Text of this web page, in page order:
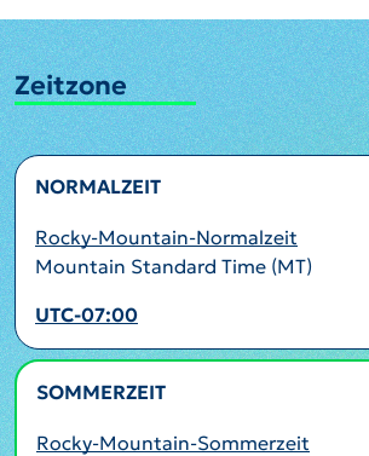
Zeitzone
NORMALZEIT
Rocky-Mountain-Normalzeit
Mountain Standard Time (MT)
UTC-07:00
SOMMERZEIT
Rocky-Mountain-Sommerzeit